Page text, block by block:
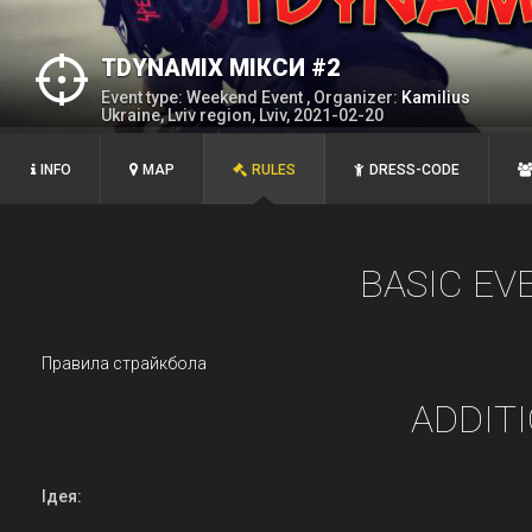
TDYNAMIX МІКСИ #2
Event type: Weekend Event , Organizer: Kamilius
Ukraine, Lviv region, Lviv, 2021-02-20
INFO MAP RULES DRESS-CODE
BASIC
Правила страйкбола
Ідея: